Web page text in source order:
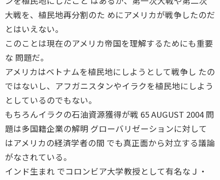
大戦を、植民地再分割のた めにアメリカが戦争したのだ
とはいえない。
このことは現在のアメリカ帝国を理解するためにも重要
な 問題だ。
アメリカはベトナムを植民地にしようとして戦争し たの
ではないし、アフガニスタンやイラクを植民地にしよう
としているのでもない。
もちろんイラクの石油資源獲得が戦 65 AUGUST 2004 問
題は多国籍企業の解明 グローバリゼーションに対して
はアメリカの経済学者の間 でも真正面から対立する議論
がなされている。
インド生まれ でコロンビア大学教授として有名なＪ・